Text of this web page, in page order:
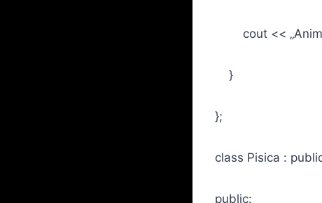
cout <<
}
};
class Pisica :
public: